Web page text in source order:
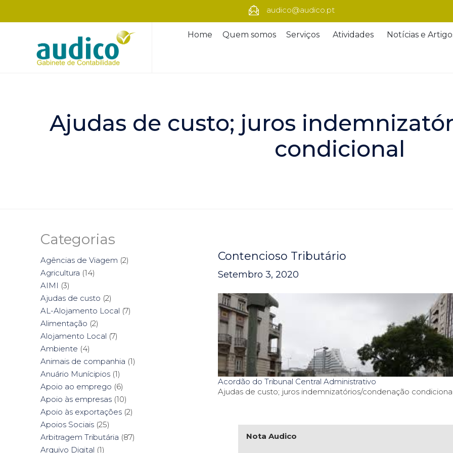
audico@audico.pt
Home Quem somos Serviços Atividades Notícias e
Ajudas de custo; juros
condicional
Contencioso Tributário
Setembro 3, 2020
Acordão do Tribunal Central Administrativo
Ajudas de custo; juros indemnizatórios/condenação
Nota Audico
Categorias
Agências de Viagem (2)
Agricultura (14)
AIMI (3)
Ajudas de custo (2)
AL-Alojamento Local (7)
Alimentação (2)
Alojamento Local (7)
Ambiente (4)
Animais de companhia (1)
Anuário Munícipios (1)
Apoio ao emprego (6)
Apoio às empresas (10)
Apoio às exportações (2)
Apoios Sociais (25)
Arbitragem Tributária (87)
Arquivo Digital (1)